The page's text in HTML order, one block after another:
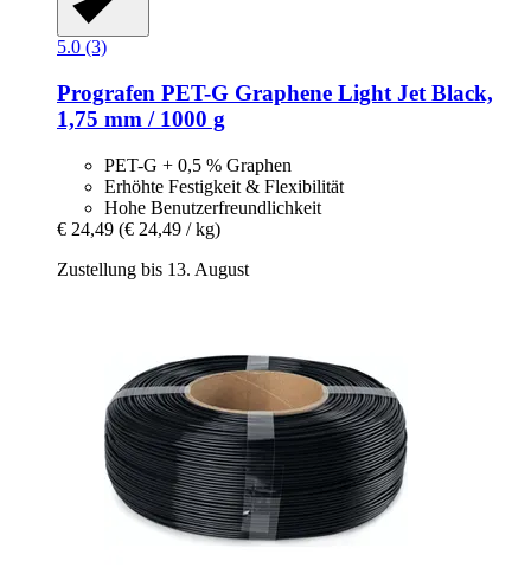
5.0 (3)
Prografen PET-​G Graphene Light Jet Black,
1,75 mm / 1000 g
PET-G + 0,5 % Graphen
Erhöhte Festigkeit & Flexibilität
Hohe Benutzerfreundlichkeit
€ 24,49 (€ 24,49 / kg)
Zustellung bis 13. August